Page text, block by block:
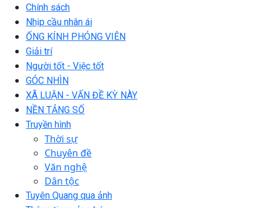
Chính sách
Nhịp cầu nhân ái
ỐNG KÍNH PHÓNG VIÊN
Giải trí
Người tốt - Việc tốt
GÓC NHÌN
XÃ LUẬN - VẤN ĐỀ KỲ NÀY
NỀN TẢNG SỐ
Truyền hình
Thời sự
Chuyên đề
Văn nghệ
Dân tộc
Tuyên Quang qua ảnh